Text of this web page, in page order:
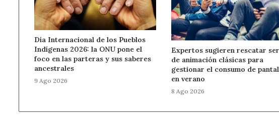
Día Internacional de los Pueblos
Indígenas 2026: la ONU pone el
foco en las parteras y sus saberes
ancestrales
9 Ago 2026
Expertos sugieren rescatar
de animación clásicas para
gestionar el consumo de
en verano
8 Ago 2026